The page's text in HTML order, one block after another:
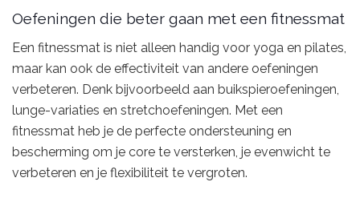
Oefeningen die beter gaan met een fitnessmat
Een fitnessmat is niet alleen handig voor yoga en pilates,
maar kan ook de effectiviteit van andere oefeningen
verbeteren. Denk bijvoorbeeld aan buikspieroefeningen,
lunge-variaties en stretchoefeningen. Met een
fitnessmat heb je de perfecte ondersteuning en
bescherming om je core te versterken, je evenwicht te
verbeteren en je flexibiliteit te vergroten.